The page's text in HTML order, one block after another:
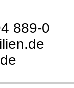
889-0